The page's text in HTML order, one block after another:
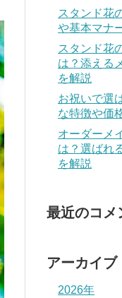
スタンド花
や基本マナ
スタンド花
は？添える
を解説
お祝いで選
な特徴や価
オーダーメ
は？選ばれ
を解説
最近のコメ
アーカイブ
2026年